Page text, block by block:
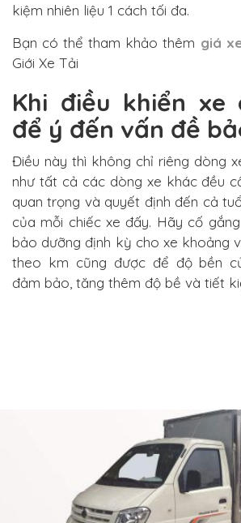
kiệm nhiên liệu 1 cách tối đa.
Bạn có thể tham khảo thêm giá
Giới Xe Tải
Khi điều khiển xe
để ý đến vấn đề
Điều này thì không chỉ riêng dòng
như tất cả các dòng xe khác đều
quan trọng và quyết định đến cả
của mỗi chiếc xe đấy. Hãy cố
bảo dưỡng định kỳ cho xe khoảng
theo km cũng được để độ bền
đảm bảo, tăng thêm độ bề và tiết